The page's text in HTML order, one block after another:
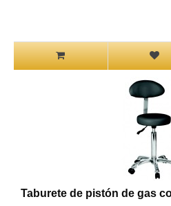
Taburete de pistón de gas